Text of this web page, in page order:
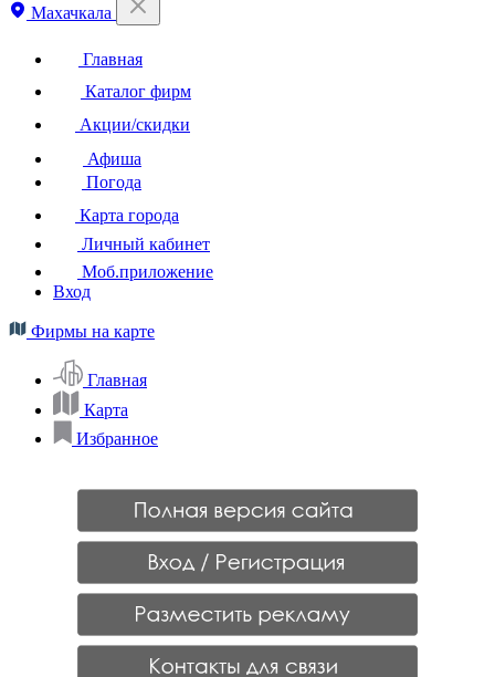
Махачкала
Главная
Каталог фирм
Акции/скидки
Афиша
Погода
Карта города
Личный кабинет
Моб.приложение
Вход
Фирмы на карте
Главная
Карта
Избранное